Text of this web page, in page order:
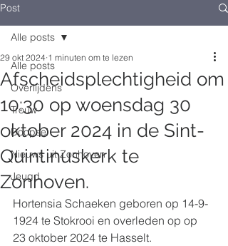
Post
Alle posts
Overlijdens
Trouw
Doopsel
Nieuws uit Zonhoven
Jeugd
Alle posts
Afscheidsplechtigheid om
10:30 op woensdag 30
oktober 2024 in de Sint-
Quintinuskerk te
Zonhoven.
29 okt 2024 1 minuten om te lezen
Hortensia Schaeken geboren op 14-9-
1924 te Stokrooi en overleden op op
23 oktober 2024 te Hasselt.